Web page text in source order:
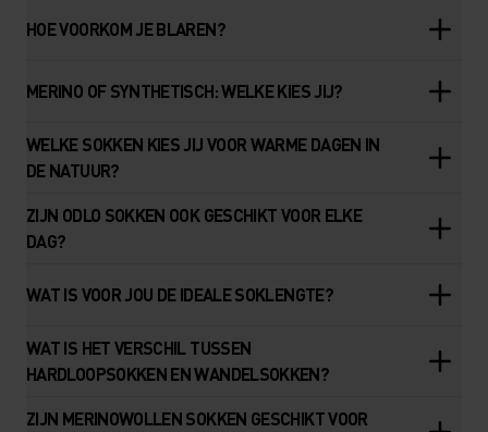
HOE VOORKOM JE BLAREN?
MERINO OF SYNTHETISCH: WELKE KIES JIJ?
WELKE SOKKEN KIES JIJ VOOR WARME DAGEN IN
DE NATUUR?
ZIJN ODLO SOKKEN OOK GESCHIKT VOOR ELKE
DAG?
WAT IS VOOR JOU DE IDEALE SOKLENGTE?
WAT IS HET VERSCHIL TUSSEN
HARDLOOPSOKKEN EN WANDELSOKKEN?
ZIJN MERINOWOLLEN SOKKEN GESCHIKT VOOR